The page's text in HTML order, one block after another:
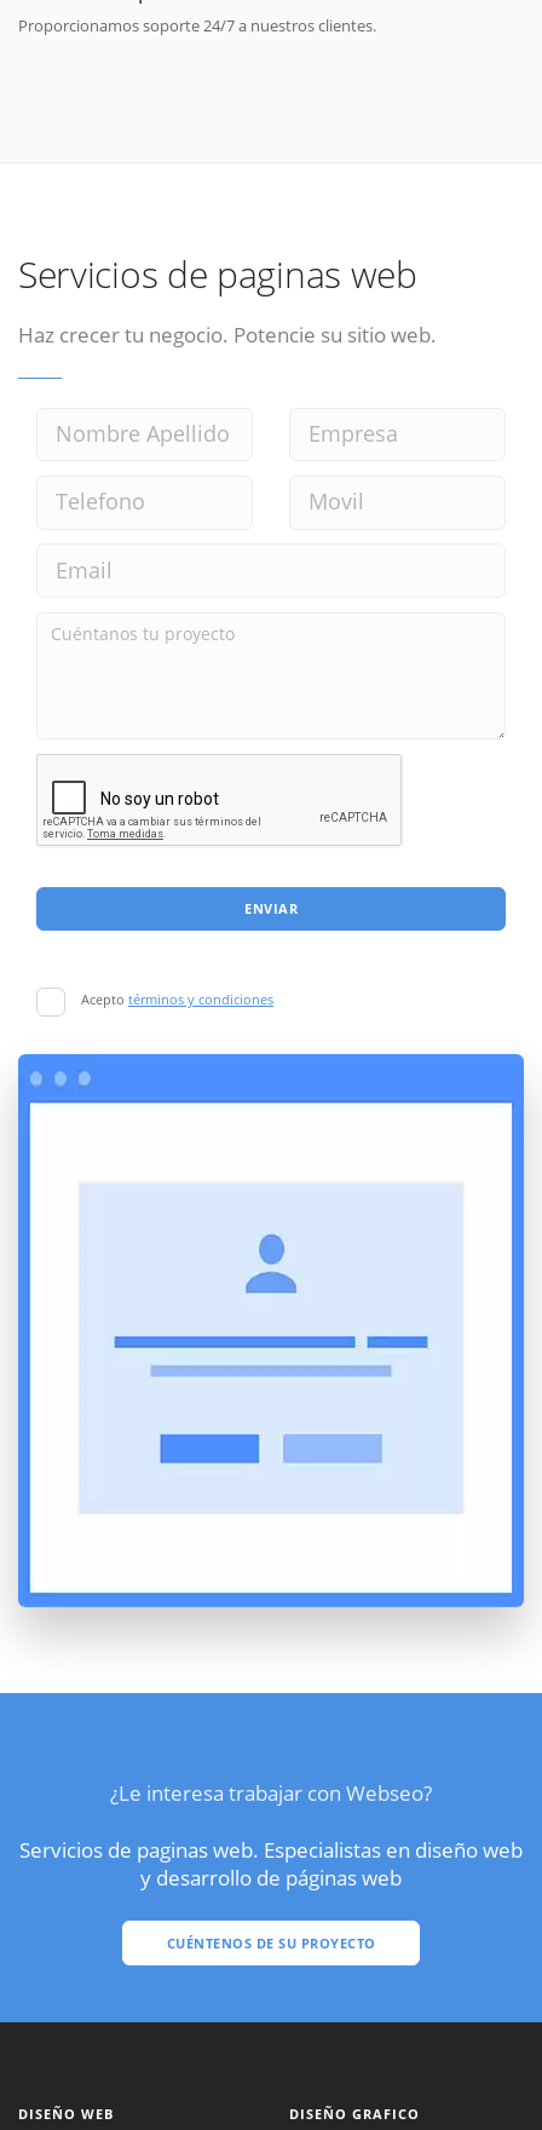
Proporcionamos soporte 24/7 a nuestros clientes.
Servicios de paginas web
Haz crecer tu negocio. Potencie su sitio web.
ENVIAR
Acepto términos y condiciones
¿Le interesa trabajar con Webseo?
Servicios de paginas web. Especialistas en diseño web
y desarrollo de páginas web
CUÉNTENOS DE SU PROYECTO
DISEÑO WEB DISEÑO GRAFICO